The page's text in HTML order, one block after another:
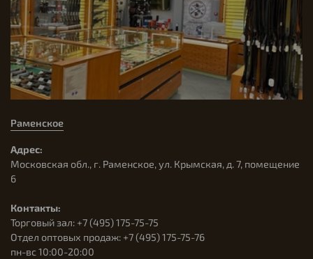
Раменское
Адрес:
Московская обл., г. Раменское, ул. Крымская, д. 7, помещение
6
Контакты:
Торговый зал: +7 (495) 175-75-75
Отдел оптовых продаж: +7 (495) 175-75-76
пн-вс 10:00-20:00